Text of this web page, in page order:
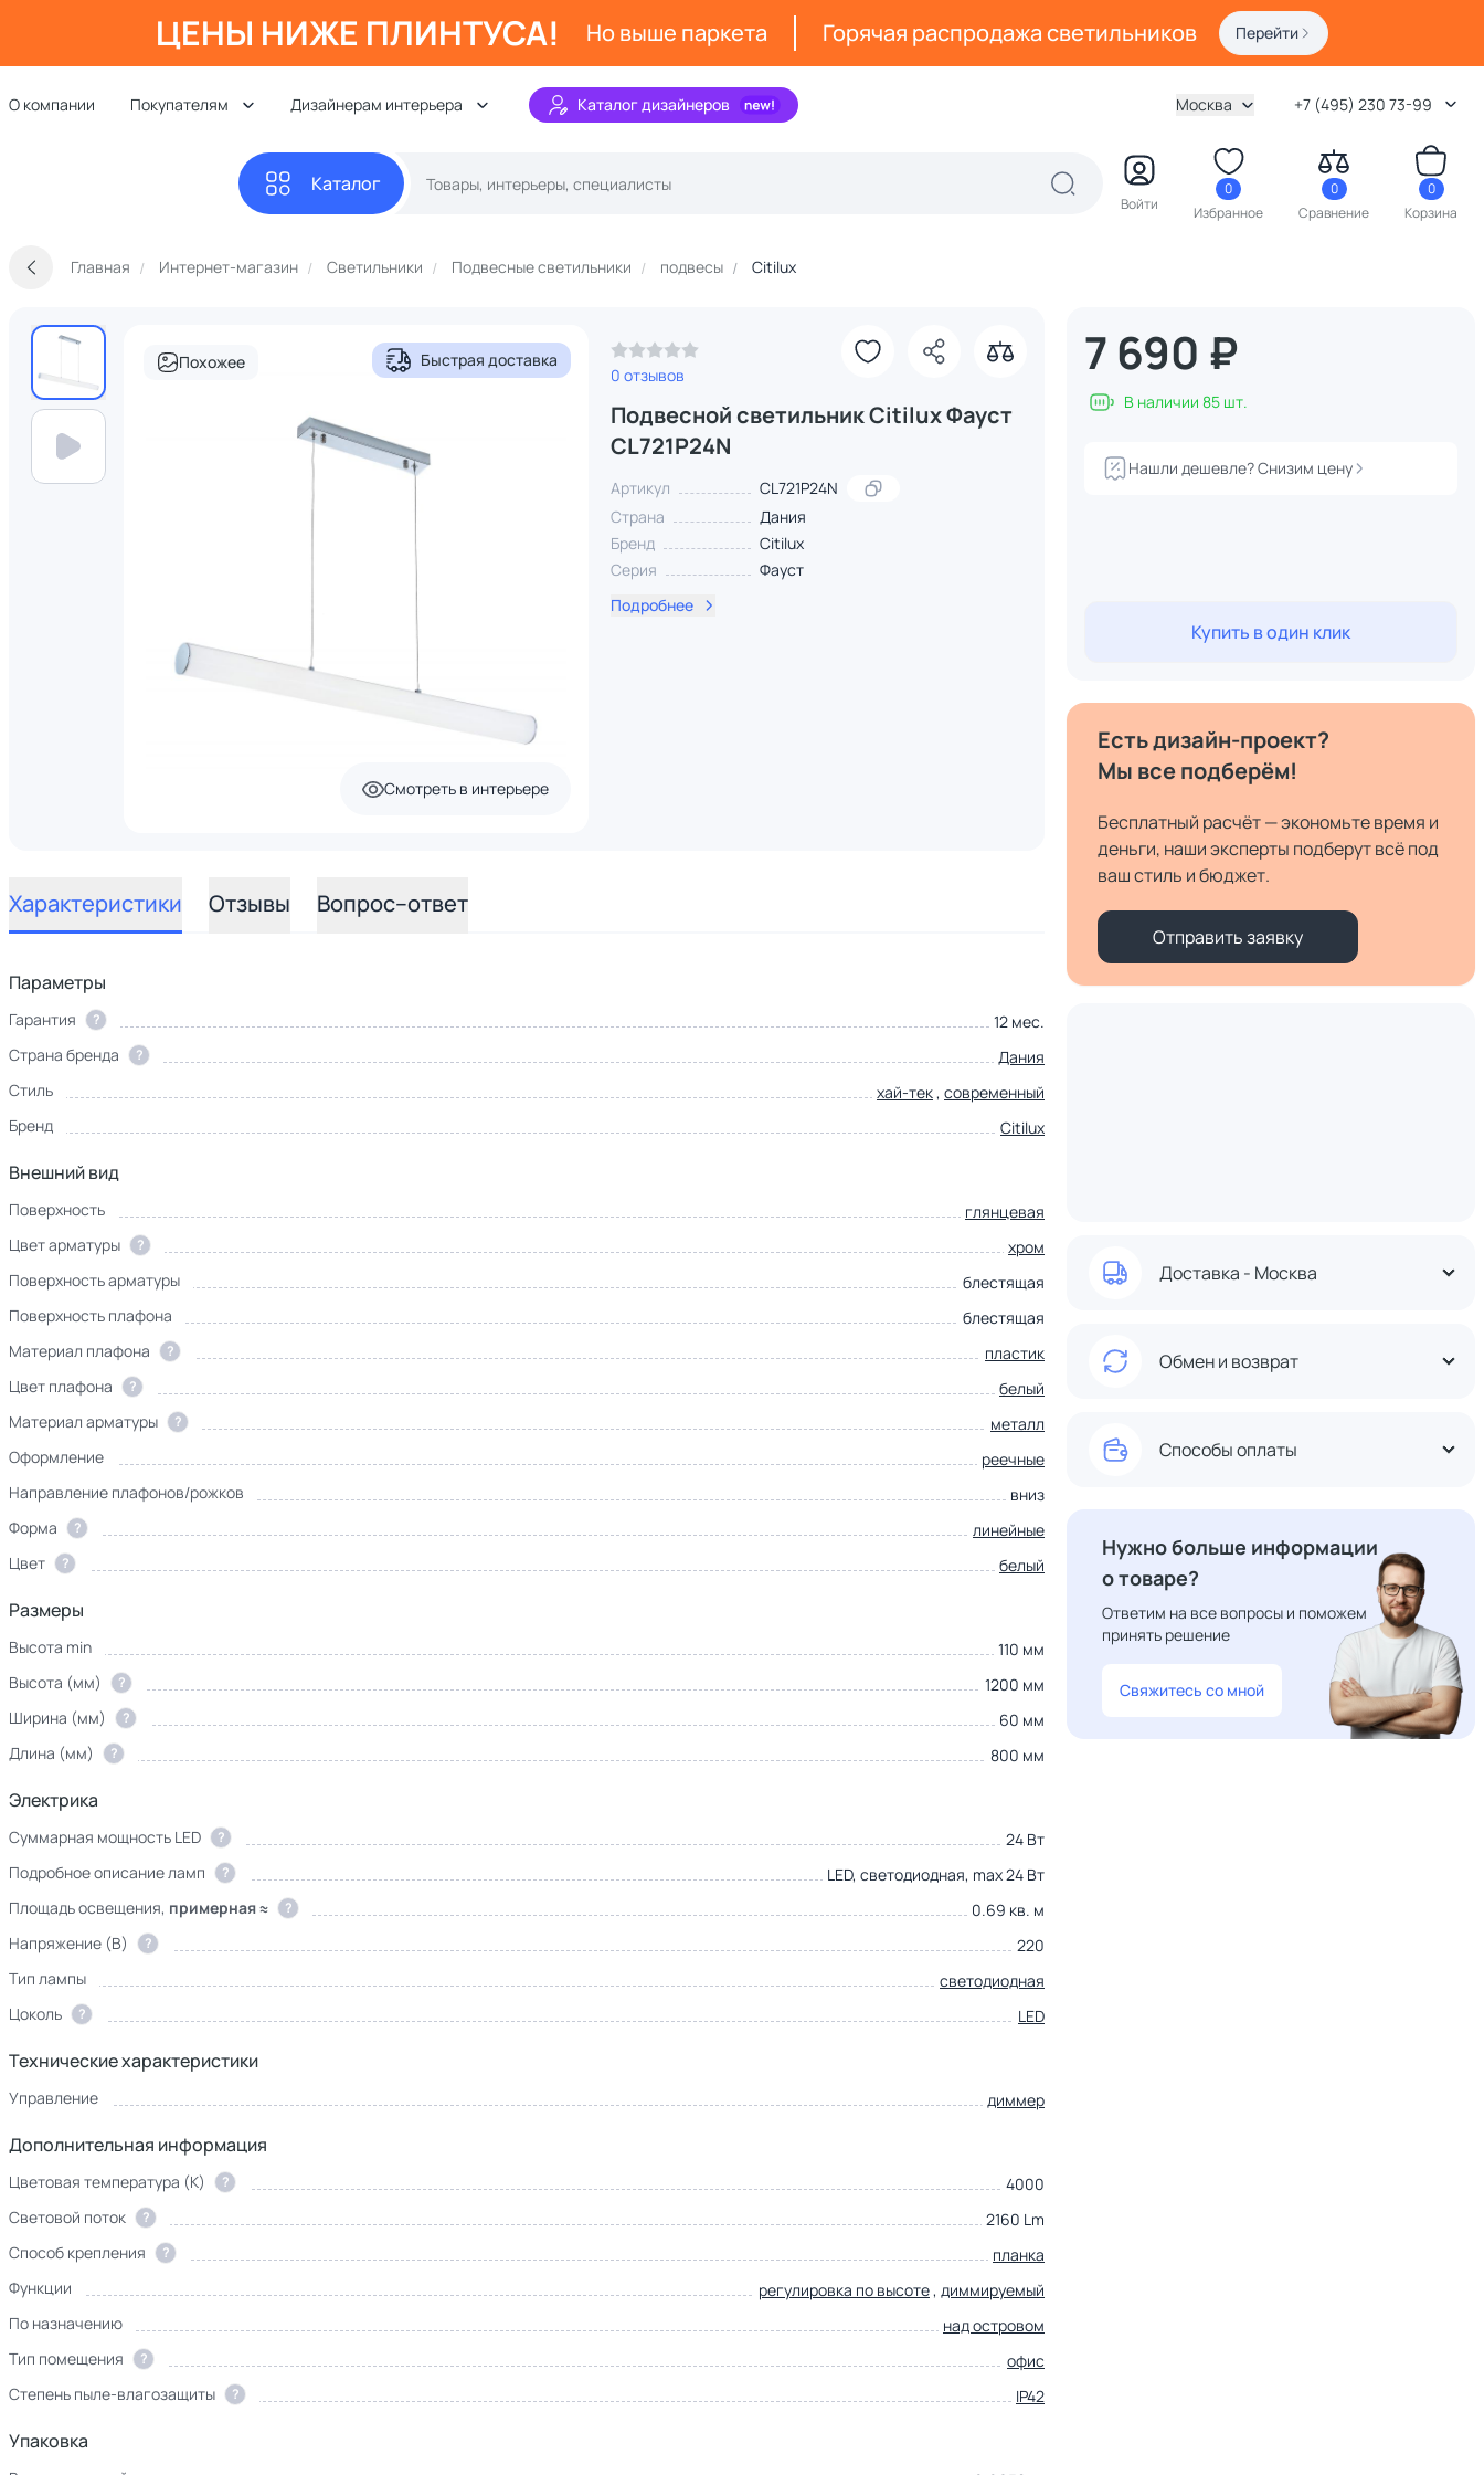
ЦЕНЫ НИЖЕ ПЛИНТУСА! Но выше паркета Горячая распродажа светильников Перейти
О компании Покупателям Дизайнерам интерьера Каталог дизайнеров Москва +7 (495) 230 73-99
Каталог
Войти
0
Избранное
0
Сравнение
0
Корзина
Главная Интернет-магазин Светильники Подвесные светильники подвесы Citilux
Похожее Быстрая доставка
Смотреть в интерьере
0 отзывов
Подвесной светильник Citilux Фауст
CL721P24N
Артикул
CL721P24N
Страна
Дания
Бренд
Citilux
Серия
Фауст
Подробнее
Характеристики Отзывы Вопрос–ответ
Параметры
Гарантия ?
12 мес.
Страна бренда
?
Дания
Стиль
хай-тек, современный
Бренд
Citilux
Внешний вид
Поверхность
глянцевая
Цвет арматуры
?
хром
Поверхность арматуры
блестящая
Поверхность плафона
блестящая
Материал плафона
?
пластик
Цвет плафона
?
белый
Материал арматуры
?
металл
Оформление
реечные
Направление плафонов/рожков
вниз
Форма
?
линейные
Цвет
? белый
Размеры
Высота min
110 мм
Высота (мм)
?
1200 мм
Ширина (мм)
?
60 мм
Длина (мм)
? 800 мм
Электрика
Суммарная мощность LED ?
24 Вт
Подробное описание ламп
?
LED, светодиодная, max 24 Вт
Площадь освещения, примерная ≈ ?
0.69 кв. м
Напряжение (В)
?
220
Тип лампы
светодиодная
Цоколь
? LED
Технические характеристики
Управление диммер
Дополнительная информация
Цветовая температура (К) ?
4000
Световой поток
?
2160 Lm
Способ крепления
?
планка
Функции
регулировка по высоте, диммируемый
По назначению
над островом
Тип помещения
?
офис
Степень пыле-влагозащиты
? IP42
Упаковка
7 690 ₽
В наличии 85 шт.
Нашли дешевле? Снизим цену
Купить в один клик
Есть дизайн-проект?
Мы все подберём!
Бесплатный расчёт — экономьте время и
деньги, наши эксперты подберут всё под
ваш стиль и бюджет.
Отправить заявку
Доставка - Москва
Обмен и возврат
Способы оплаты
Нужно больше информации
о товаре?
Ответим на все вопросы и поможем
принять решение
Свяжитесь со мной